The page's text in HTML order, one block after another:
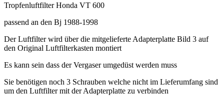
Tropfenluftfilter Honda VT 600
passend an den Bj 1988-1998
Der Luftfilter wird über die mitgelieferte Adapterplatte Bild 3 auf
den Original Luftfilterkasten montiert
Es kann sein dass der Vergaser umgedüst werden muss
Sie benötigen noch 3 Schrauben welche nicht im Lieferumfang sind
um den Luftfilter mit der Adapterplatte zu verbinden